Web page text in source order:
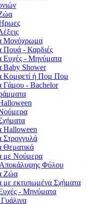
Μονόχρωμα
Πουά - Καρδιές
Ευχές - Μηνύματα
Baby Shower
Κομφετί ή Πομ Πομ
Γάμου - Bachelor
Halloween
Στρογγυλά
Θεματικά
με Νούμερα
Φύλου
Ζώα
με εκτυπωμένα Σχήματα
- Μηνύματα